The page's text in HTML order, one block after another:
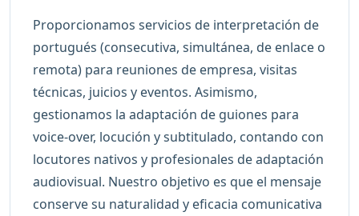
Proporcionamos servicios de interpretación de
portugués (consecutiva, simultánea, de enlace o
remota) para reuniones de empresa, visitas
técnicas, juicios y eventos. Asimismo,
gestionamos la adaptación de guiones para
voice-over, locución y subtitulado, contando con
locutores nativos y profesionales de adaptación
audiovisual. Nuestro objetivo es que el mensaje
conserve su naturalidad y eficacia comunicativa